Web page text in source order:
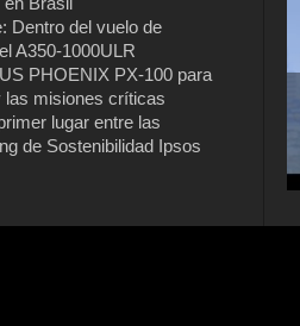
Dentro del vuelo de
A350-1000ULR
PHOENIX PX-100 para
misiones críticas
lugar entre las
de Sostenibilidad Ipsos
anuncia a Guilhem
nuevo Director General
Latina